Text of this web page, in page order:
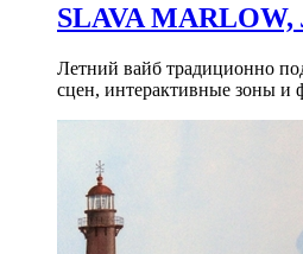
SLAVA
Летний вайб традиционно
сцен, интерактивные зоны и